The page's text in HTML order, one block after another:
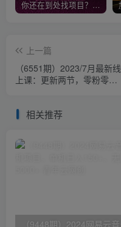
你还在到处找项目？还在当韭菜？我靠卖项目一个月收入5万+，曾经我也是个失败者。
上一篇
（6551期）2023/7月最新线
上课：更新两节，零粉零作
相关推荐